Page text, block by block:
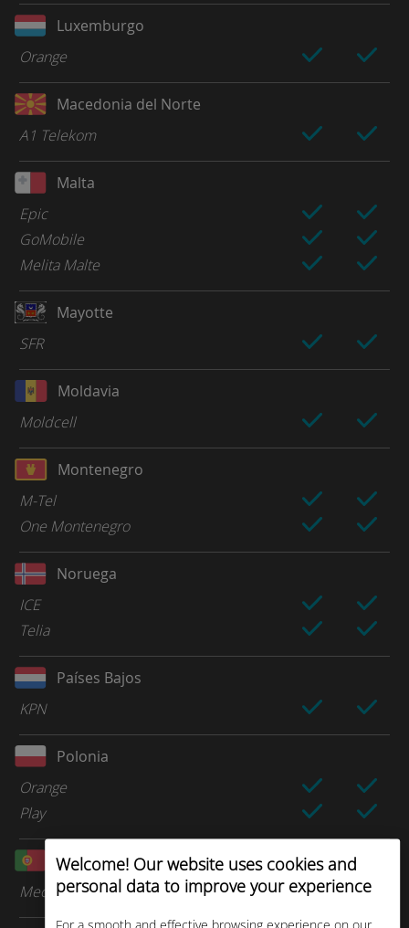
Welcome! Our website uses cookies and
personal data to improve your experience
For a smooth and effective browsing experience on our
Luxemburgo
Orange
Macedonia del Norte
A1 Telekom
Malta
Epic
GoMobile
Melita Malte
Mayotte
SFR
Moldavia
Moldcell
Montenegro
M-Tel
One Montenegro
Noruega
ICE
Telia
Países Bajos
KPN
Polonia
Orange
Play
Portugal
Meo (TMN)